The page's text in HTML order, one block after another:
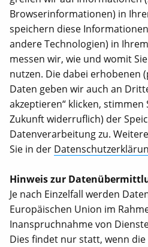
Über uns
Satzung
Wirkungsberichte
Internationale
Stellenangebote
KONTAKT
Animal Equality Germany e.V.
Pappelallee 78/79
Berlin, 10437
030 23 32 94 58 0
info@animalequality.de
Browserinformationen) in
speichern diese
andere Technologien) in
messen wir, wie und womit
nutzen. Die dabei erhobenen
Daten geben wir auch an
akzeptieren“ klicken,
Zukunft widerruflich) der
Datenverarbeitung zu.
Sie in der
Hinweis zur
Je nach Einzelfall werden
Europäischen Union im
Inanspruchnahme von
Dies findet nur statt, wenn